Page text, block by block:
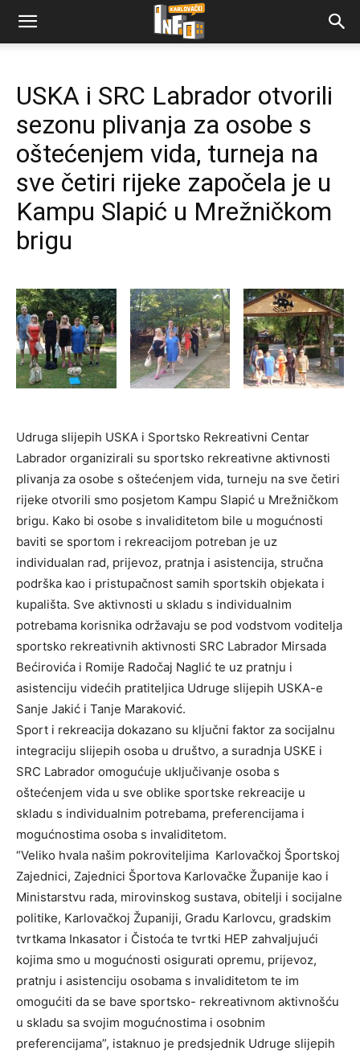
USKA i SRC Labrador otvorili
sezonu plivanja za osobe s
oštećenjem vida, turneja na
sve četiri rijeke započela je u
Kampu Slapić u Mrežničkom
brigu
Udruga slijepih USKA i Sportsko Rekreativni Centar
Labrador organizirali su sportsko rekreativne aktivnosti
plivanja za osobe s oštećenjem vida, turneju na sve četiri
rijeke otvorili smo posjetom Kampu Slapić u Mrežničkom
brigu. Kako bi osobe s invaliditetom bile u mogućnosti
baviti se sportom i rekreacijom potreban je uz
individualan rad, prijevoz, pratnja i asistencija, stručna
podrška kao i pristupačnost samih sportskih objekata i
kupališta. Sve aktivnosti u skladu s individualnim
potrebama korisnika održavaju se pod vodstvom voditelja
sportsko rekreativnih aktivnosti SRC Labrador Mirsada
Bećirovića i Romije Radočaj Naglić te uz pratnju i
asistenciju videćih pratiteljica Udruge slijepih USKA-e
Sanje Jakić i Tanje Maraković.
Sport i rekreacija dokazano su ključni faktor za socijalnu
integraciju slijepih osoba u društvo, a suradnja USKE i
SRC Labrador omogućuje uključivanje osoba s
oštećenjem vida u sve oblike sportske rekreacije u
skladu s individualnim potrebama, preferencijama i
mogućnostima osoba s invaliditetom.
“Veliko hvala našim pokroviteljima Karlovačkoj Športskoj
Zajednici, Zajednici Športova Karlovačke Županije kao i
Ministarstvu rada, mirovinskog sustava, obitelji i socijalne
politike, Karlovačkoj Županiji, Gradu Karlovcu, gradskim
tvrtkama Inkasator i Čistoća te tvrtki HEP zahvaljujući
kojima smo u mogućnosti osigurati opremu, prijevoz,
pratnju i asistenciju osobama s invaliditetom te im
omogućiti da se bave sportsko- rekreativnom aktivnošću
u skladu sa svojim mogućnostima i osobnim
preferencijama”, istaknuo je predsjednik Udruge slijepih